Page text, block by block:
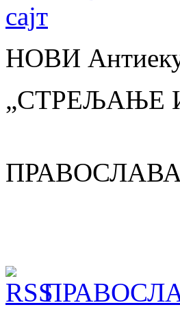
НОВИ
„СТРЕЉАЊЕ